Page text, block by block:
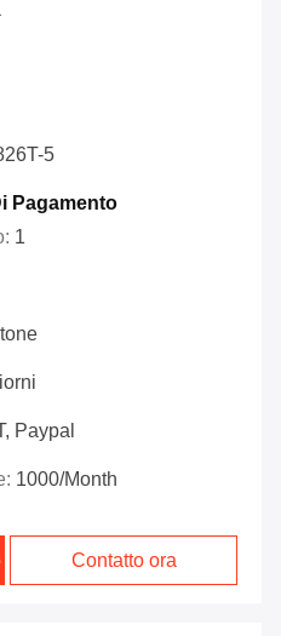
5
Pagamento
1
Paypal
1000/month
Contatto ora